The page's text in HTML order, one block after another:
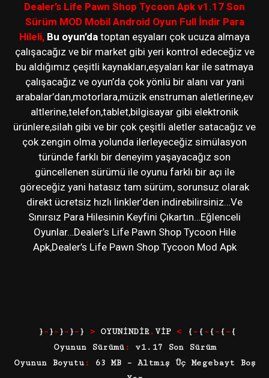
Dealer’s Life Pawn Shop Tycoon Apk v1.17 Son
Sürüm MOD Mobil Android Oyun Full İndir Para
Hileli, Bu oyun’da toptan eşyaları çok ucuza almaya
çalışacağız ve bir market gibi yeri kontrol edeceğiz ve
bu aldığımız çeşitli kaynakları,eşyaları kar ile satmaya
çalışacağız ve oyun’da çok yönlü bir alanı var yani
arabalar’dan,motorlara,müzik enstruman aletlerine,ev
altlerine,telefon,tablet,bilgisayar gibi elektronik
ürünlere,silah gibi ve bir çok çeşitli aletler satacağız ve
çok zengin olma yolunda ilerleyeceğiz simülasyon
türünde farklı bir deneyim yaşayacağız son
güncellenen sürümü ile oyunu farklı bir açı ile
göreceğiz yani hatasız tam sürüm, sorunsuz olarak
direkt ücretsiz hızlı linkler’den indirebilirsiniz…Ve
Sınırsız Para Hilesinin Keyfini Çıkartın…Eğlenceli
Oyunlar…Dealer’s Life Pawn Shop Tycoon Hile
Apk,Dealer’s Life Pawn Shop Tycoon Mod Apk
}–}–}–}–} > OYUNİNDİR. VİP < {– {– {– {– {
Oyunun Sürümü: v1.17 Son Sürüm
Oyunun Boyutu:
63 MB – Altmış Üç Megebayt Boş